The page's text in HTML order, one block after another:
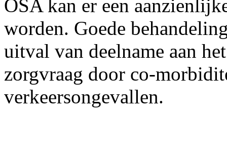
OSA kan er een
worden. Goede
uitval van deelname aan
zorgvraag door co-
verkeersongevallen.